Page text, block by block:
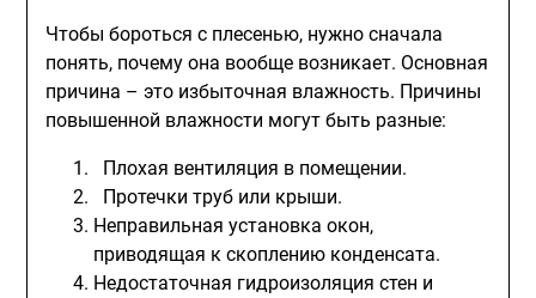
Чтобы бороться с плесенью, нужно сначала
понять, почему она вообще возникает. Основная
причина – это избыточная влажность. Причины
повышенной влажности могут быть разные:
Плохая вентиляция в помещении.
Протечки труб или крыши.
Неправильная установка окон,
приводящая к скоплению конденсата.
Недостаточная гидроизоляция стен и